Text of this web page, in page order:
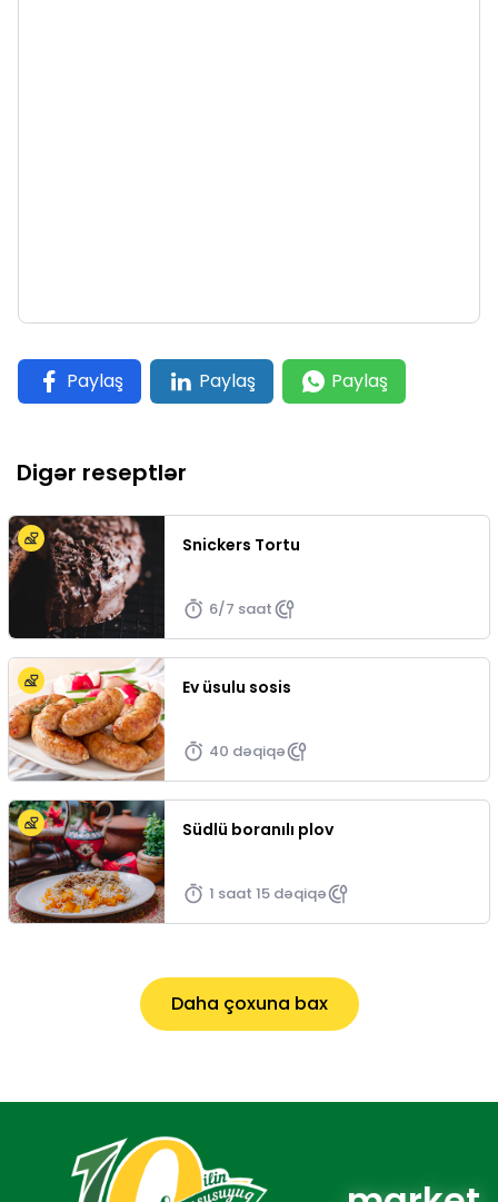
Paylaş Paylaş Paylaş
Digər reseptlər
Snickers Tortu
6/7 saat
Ev üsulu sosis
40 dəqiqə
Südlü boranılı plov
1 saat 15 dəqiqə
Daha çoxuna bax